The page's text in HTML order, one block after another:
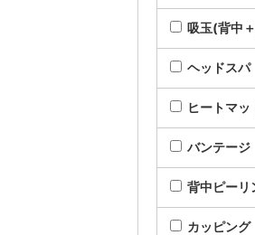
吸玉(背中
ヘッドスパ
ヒートマッ
バンテージ
背中ピーリ
カッピング